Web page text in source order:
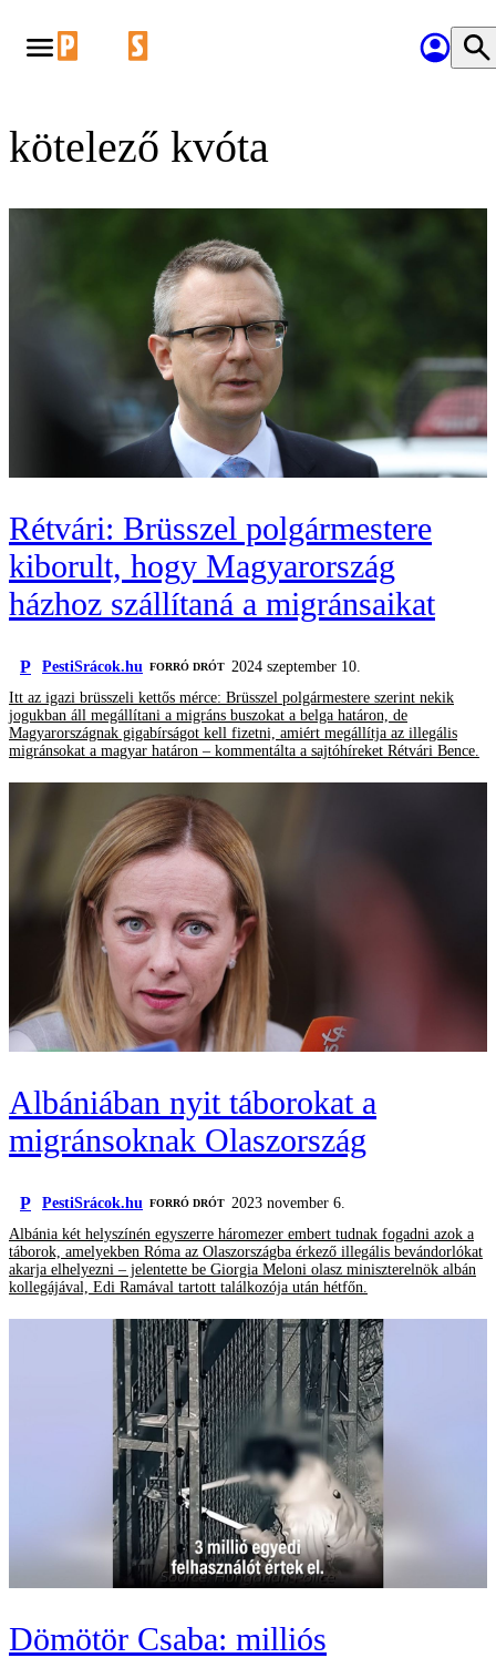
kötelező kvóta
Rétvári: Brüsszel polgármestere
kiborult, hogy Magyarország
házhoz szállítaná a migránsaikat
P PestiSrácok.hu FORRÓ DRÓT 2024 szeptember 10.
Itt az igazi brüsszeli kettős mérce: Brüsszel polgármestere szerint nekik
jogukban áll megállítani a migráns buszokat a belga határon, de
Magyarországnak gigabírságot kell fizetni, amiért megállítja az illegális
migránsokat a magyar határon – kommentálta a sajtóhíreket Rétvári Bence.
Albániában nyit táborokat a
migránsoknak Olaszország
P PestiSrácok.hu FORRÓ DRÓT 2023 november 6.
Albánia két helyszínén egyszerre háromezer embert tudnak fogadni azok a
táborok, amelyekben Róma az Olaszországba érkező illegális bevándorlókat
akarja elhelyezni – jelentette be Giorgia Meloni olasz miniszterelnök albán
kollegájával, Edi Ramával tartott találkozója után hétfőn.
Dömötör Csaba: milliós